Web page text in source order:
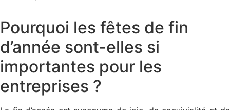
Pourquoi les fêtes de fin
d’année sont-elles si
importantes pour les
entreprises ?